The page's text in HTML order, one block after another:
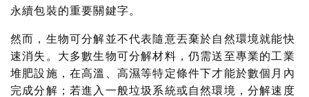
永續包裝的重要關鍵字。
然而，生物可分解並不代表隨意丟棄於自然環境就能快
速消失。大多數生物可分解材料，仍需送至專業的工業
堆肥設施，在高溫、高濕等特定條件下才能於數個月內
完成分解；若進入一般垃圾系統或自然環境，分解速度